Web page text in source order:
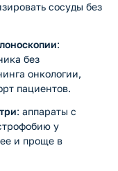
сосуды без
:
без
онкологии,
пациентов.
: аппараты с
у
и проще в